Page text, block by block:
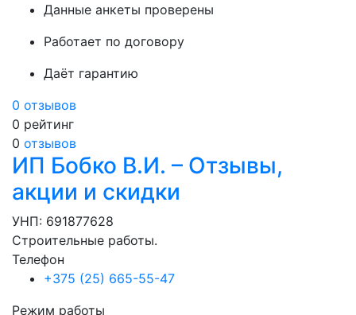
Данные анкеты проверены
Работает по договору
Даёт гарантию
0 отзывов
0 рейтинг
0 отзывов
ИП Бобко В.И. – Отзывы,
акции и скидки
УНП: 691877628
Строительные работы.
Телефон
+375 (25) 665-55-47
Режим работы